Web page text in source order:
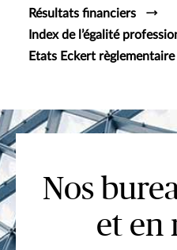
Résultats financiers
Index de l’égalité
Etats Eckert règlementaire
Nos
et en